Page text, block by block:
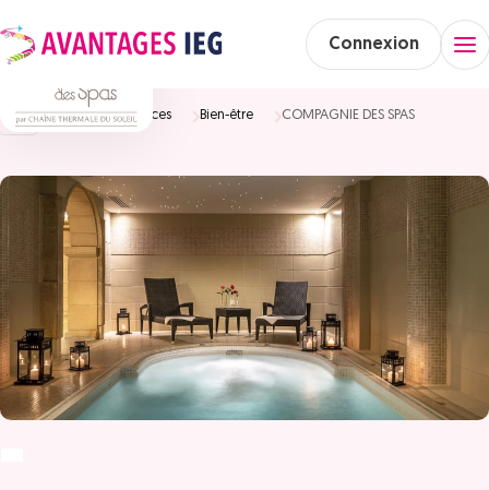
Connexion
Accueil Vacances Bien-être COMPAGNIE DES SPAS